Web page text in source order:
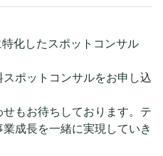
化したスポットコンサル
ポットコンサルをお申し込
もお待ちしております。テ
成長を一緒に実現していき